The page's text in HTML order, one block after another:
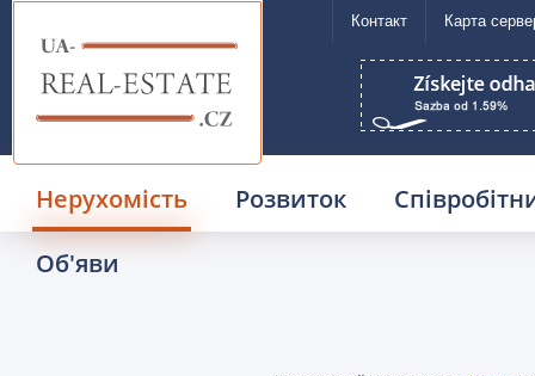
Карта
Контакт
Нерухомість Розвиток
Об'яви